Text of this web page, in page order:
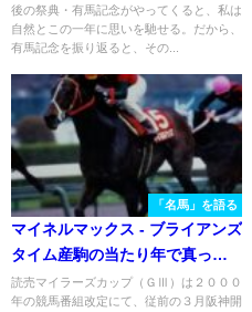
た日──。
後の祭典・有馬記念がやってくると、私は
自然とこの一年に思いを馳せる。だから、
有馬記念を振り返ると、その...
「名馬」を語る
マイネルマックス - ブライアンズ
タイム産駒の当たり年で真っ先
に輝き、長く挑戦を続けた不屈
の名馬
読売マイラーズカップ（ＧⅢ）は２０００
年の競馬番組改定にて、従前の３月阪神開